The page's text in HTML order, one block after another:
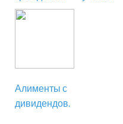
Алименты с
дивидендов.